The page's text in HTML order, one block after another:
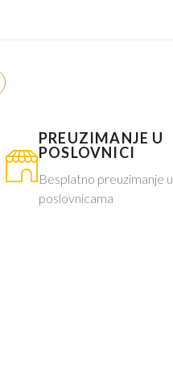
PREUZIMANJE U
POSLOVNICI
Besplatno preuzimanje u
poslovnicama